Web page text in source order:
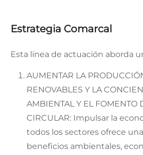
Estrategia Comarcal
Esta línea de actuación aborda
AUMENTAR LA
RENOVABLES Y LA
AMBIENTAL Y EL FOMENTO
CIRCULAR: Impulsar la
todos los sectores ofrece
beneficios ambientales,